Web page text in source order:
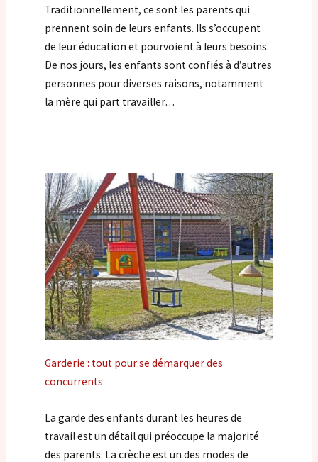
Traditionnellement, ce sont les parents qui
prennent soin de leurs enfants. Ils s’occupent
de leur éducation et pourvoient à leurs besoins.
De nos jours, les enfants sont confiés à d’autres
personnes pour diverses raisons, notamment
la mère qui part travailler…
Garderie : tout pour se démarquer des
concurrents
La garde des enfants durant les heures de
travail est un détail qui préoccupe la majorité
des parents. La crèche est un des modes de